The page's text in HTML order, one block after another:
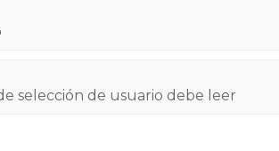
selección de usuario debe leer